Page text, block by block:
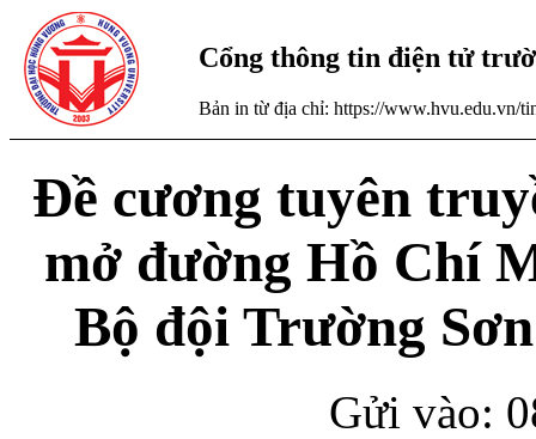
Cổng thông tin điện tử
Bản in từ địa chỉ: https://www.hvu.edu.vn/
Đề cương tuyên
mở đường Hồ Chí
Bộ đội Trường
Gửi vào: